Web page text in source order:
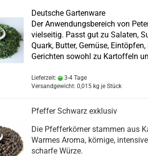
Deutsche Gartenware
Der Anwendungsbereich von
vielseitig. Passt gut zu Salaten,
Quark, Butter, Gemüse,
Gerichten sowohl zu Kartoffeln
Lieferzeit:
3-4 Tage
Versandgewicht: 0,015kg je Stück
Pfeffer Schwarz exklusiv
Die Pfefferkörner stammen aus
Warmes Aroma, körnige,
scharfe Würze.